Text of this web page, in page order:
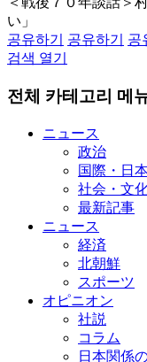
い」
공유하기
공유하기
공
검색 열기
전체 카테고리 메
ニュース
政治
国際・日
社会・文
最新記事
ニュース
経済
北朝鮮
スポーツ
オピニオン
社説
コラム
日本関係